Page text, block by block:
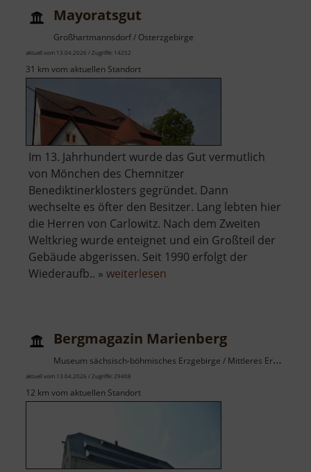
Mayoratsgut
Großhartmannsdorf / Osterzgebirge
aktuell vom 13.04.2026 / Zugriffe: 14252
31 km vom aktuellen Standort
Im 13. Jahrhundert wurde das Gut vermutlich
von Mönchen des Chemnitzer
Benediktinerklosters gegründet. Dann
wechselte es öfter den Besitzer. Lang lebten hier
die Herren von Carlowitz. Nach dem Zweiten
Weltkrieg wurde enteignet und ein Großteil der
Gebäude abgerissen. Seit 1990 erfolgt der
Wiederaufb.. » weiterlesen
Bergmagazin Marienberg
Museum sächsisch-böhmisches Erzgebirge / Mittleres Erzgebirge
aktuell vom 13.04.2026 / Zugriffe: 29408
12 km vom aktuellen Standort